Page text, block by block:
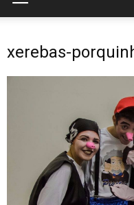
xerebas-